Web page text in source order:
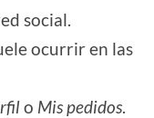
social.
ocurrir en las
o Mis pedidos.